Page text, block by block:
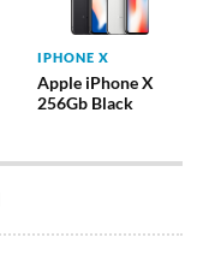
IPHONE X
Apple iPhone X
256Gb Black